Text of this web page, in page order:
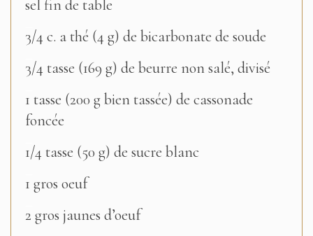
sel fin de table
3/4 c. a thé (4 g) de bicarbonate de soude
3/4 tasse (169 g) de beurre non salé, divisé
1 tasse (200 g bien tassée) de cassonade
foncée
1/4 tasse (50 g) de sucre blanc
1 gros oeuf
2 gros jaunes d’oeuf